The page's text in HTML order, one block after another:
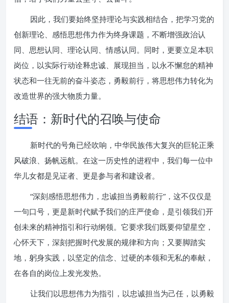
因此，我们要始终坚持理论与实践相结合，把学习党的
创新理论、感悟思想伟力作为终身课题，不断增强政治认
同、思想认同、理论认同、情感认同。同时，更要立足本职
岗位，以实际行动诠释忠诚、展现担当，以永不懈怠的精神
状态和一往无前的奋斗姿态，勇毅前行，将思想伟力转化为
改造世界的强大物质力量。
结语：新时代的召唤与使命
新时代的号角已经吹响，中华民族伟大复兴的巨轮正乘
风破浪、扬帆远航。在这一历史性的进程中，我们每一位中
华儿女都是见证者、更是参与者和建设者。
“深刻感悟思想伟力，忠诚担当勇毅前行”，这不仅仅是
一句口号，更是新时代赋予我们的庄严使命，是引领我们开
创未来的精神指引和行动纲领。它要求我们既要仰望星空，
心怀天下，深刻把握时代发展的规律和方向；又要脚踏实
地，躬身实践，以坚定的信念、过硬的本领和无私的奉献，
在各自的岗位上发光发热。
让我们以思想伟力为指引，以忠诚担当为己任，以勇毅